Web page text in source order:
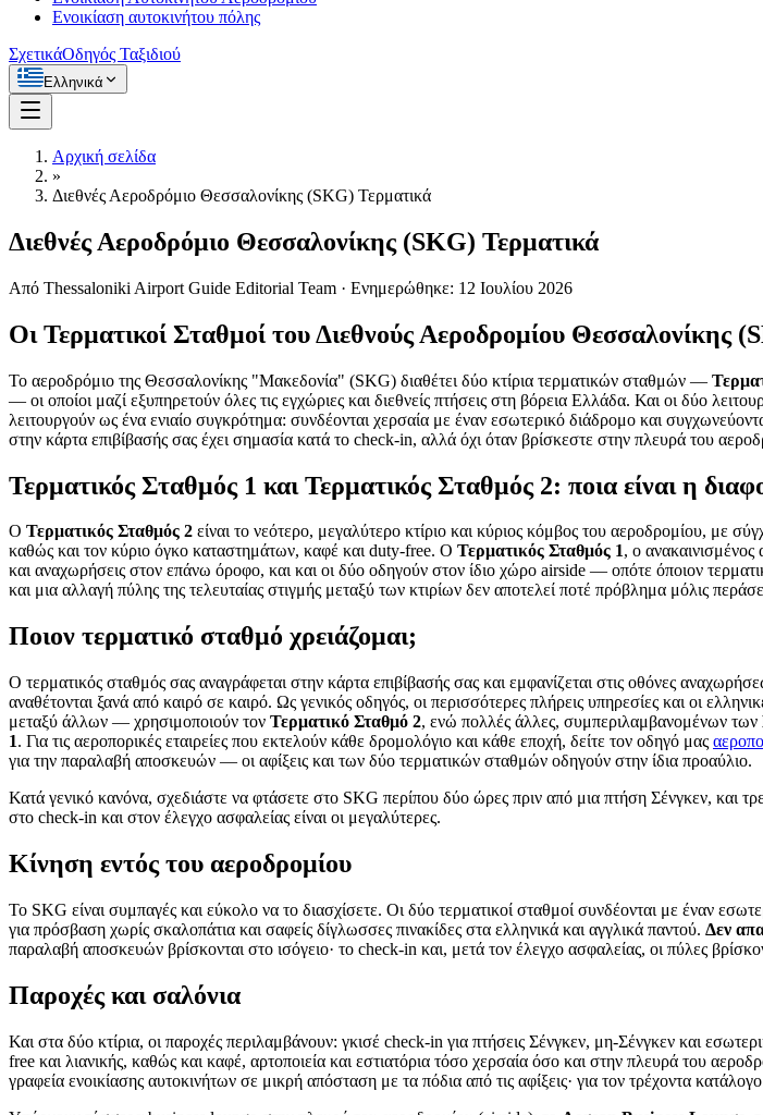
Ενοικίαση αυτοκινήτου πόλης
ΣχετικάΟδηγός Ταξιδιού
Ελληνικά
Αρχική σελίδα
»
Διεθνές Αεροδρόμιο Θεσσαλονίκης (SKG) Τερματικά
Διεθνές Αεροδρόμιο Θεσσαλονίκης (SKG) Τερματικά
Από Thessaloniki Airport Guide Editorial Team · Ενημερώθηκε: 12 Ιουλίου 2026
Οι Τερματικοί Σταθμοί του Διεθνούς Αεροδρομίου Θεσσαλονίκης
Το αεροδρόμιο της Θεσσαλονίκης "Μακεδονία" (SKG) διαθέτει δύο κτίρια τερματικών σταθμών —
— οι οποίοι μαζί εξυπηρετούν όλες τις εγχώριες και διεθνείς πτήσεις στη βόρεια Ελλάδα. Και οι δύο
λειτουργούν ως ένα ενιαίο συγκρότημα: συνδέονται χερσαία με έναν εσωτερικό διάδρομο και
στην κάρτα επιβίβασής σας έχει σημασία κατά το check-in, αλλά όχι όταν βρίσκεστε στην πλευρά του
Τερματικός Σταθμός 1 και Τερματικός Σταθμός 2: ποια είναι η
Ο Τερματικός Σταθμός 2 είναι το νεότερο, μεγαλύτερο κτίριο και κύριος κόμβος του αεροδρομίου, με
καθώς και τον κύριο όγκο καταστημάτων, καφέ και duty-free. Ο Τερματικός Σταθμός 1, ο ανακαινισμένος
και αναχωρήσεις στον επάνω όροφο, και και οι δύο οδηγούν στον ίδιο χώρο airside — οπότε όποιον
και μια αλλαγή πύλης της τελευταίας στιγμής μεταξύ των κτιρίων δεν αποτελεί ποτέ πρόβλημα μόλις
Ποιον τερματικό σταθμό χρειάζομαι;
Ο τερματικός σταθμός σας αναγράφεται στην κάρτα επιβίβασής σας και εμφανίζεται στις οθόνες
αναθέτονται ξανά από καιρό σε καιρό. Ως γενικός οδηγός, οι περισσότερες πλήρεις υπηρεσίες και οι
μεταξύ άλλων — χρησιμοποιούν τον Τερματικό Σταθμό 2, ενώ πολλές άλλες, συμπεριλαμβανομένων των
1. Για τις αεροπορικές εταιρείες που εκτελούν κάθε δρομολόγιο και κάθε εποχή, δείτε τον οδηγό μας
για την παραλαβή αποσκευών — οι αφίξεις και των δύο τερματικών σταθμών οδηγούν στην ίδια προαύλιο.
Κατά γενικό κανόνα, σχεδιάστε να φτάσετε στο SKG περίπου δύο ώρες πριν από μια πτήση Σένγκεν, και
στο check-in και στον έλεγχο ασφαλείας είναι οι μεγαλύτερες.
Κίνηση εντός του αεροδρομίου
Το SKG είναι συμπαγές και εύκολο να το διασχίσετε. Οι δύο τερματικοί σταθμοί συνδέονται με έναν
για πρόσβαση χωρίς σκαλοπάτια και σαφείς δίγλωσσες πινακίδες στα ελληνικά και αγγλικά παντού. Δεν
παραλαβή αποσκευών βρίσκονται στο ισόγειο· το check-in και, μετά τον έλεγχο ασφαλείας, οι πύλες
Παροχές και σαλόνια
Και στα δύο κτίρια, οι παροχές περιλαμβάνουν: γκισέ check-in για πτήσεις Σένγκεν, μη-Σένγκεν και
free και λιανικής, καθώς και καφέ, αρτοποιεία και εστιατόρια τόσο χερσαία όσο και στην πλευρά του
γραφεία ενοικίασης αυτοκινήτων σε μικρή απόσταση με τα πόδια από τις αφίξεις· για τον τρέχοντα